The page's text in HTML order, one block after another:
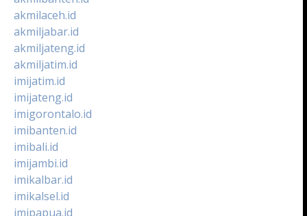
akmilaceh.id
akmiljabar.id
akmiljateng.id
akmiljatim.id
imijatim.id
imijateng.id
imigorontalo.id
imibanten.id
imibali.id
imijambi.id
imikalbar.id
imikalsel.id
imipapua.id